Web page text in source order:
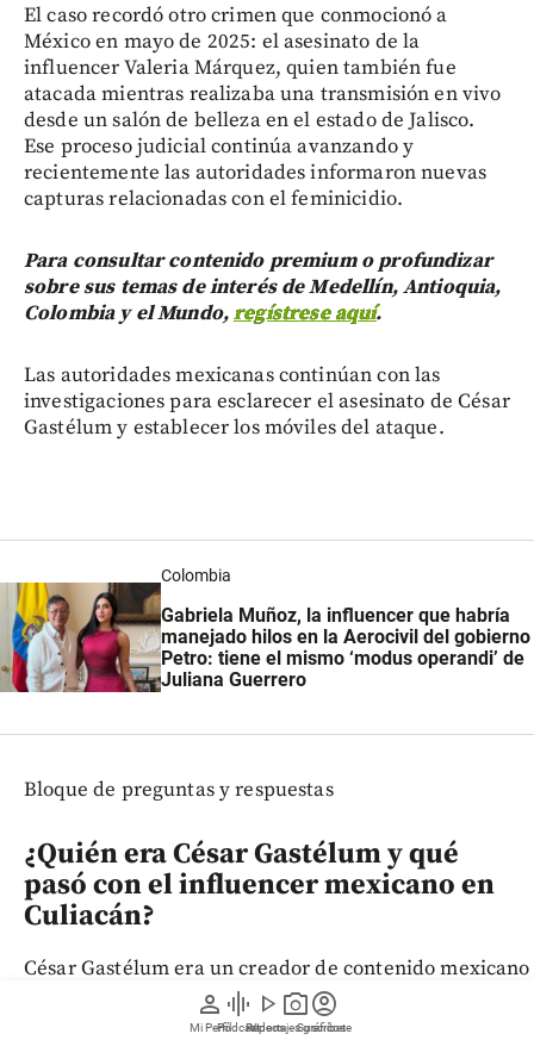
person
Mi Perfil
graphic_eq
Pódcast
play_arrow
Videos
photo_camera
Reportajes gráficos
account_circle
Suscríbete
El caso recordó otro crimen que conmocionó a
México en mayo de 2025: el asesinato de la
influencer Valeria Márquez, quien también fue
atacada mientras realizaba una transmisión en vivo
desde un salón de belleza en el estado de Jalisco.
Ese proceso judicial continúa avanzando y
recientemente las autoridades informaron nuevas
capturas relacionadas con el feminicidio.
Para consultar contenido premium o profundizar
sobre sus temas de interés de Medellín, Antioquia,
Colombia y el Mundo,regístrese aquí.
Las autoridades mexicanas continúan con las
investigaciones para esclarecer el asesinato de César
Gastélum y establecer los móviles del ataque.
Colombia
Gabriela Muñoz, la influencer que habría
manejado hilos en la Aerocivil del gobierno
Petro: tiene el mismo ‘modus operandi’ de
Juliana Guerrero
Bloque de preguntas y respuestas
¿Quién era César Gastélum y qué
pasó con el influencer mexicano en
Culiacán?
César Gastélum era un creador de contenido mexicano
conocido por sus videos de comedia en TikTok. Murió
tras ser atacado a tiros mientras realizaba una